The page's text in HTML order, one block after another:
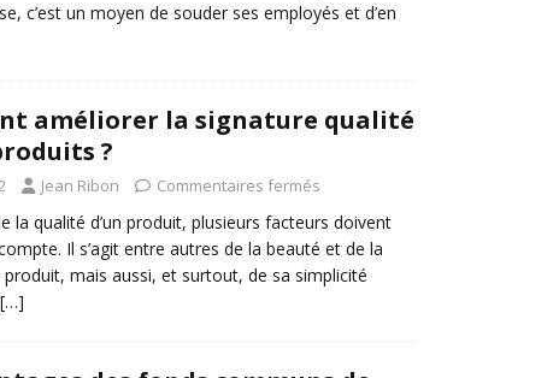
c’est un moyen de souder ses employés et d’en
améliorer la signature qualité
?
Jean Ribon Commentaires fermés
la qualité d’un produit, plusieurs facteurs doivent
Il s’agit entre autres de la beauté et de la
mais aussi, et surtout, de sa simplicité
[…]